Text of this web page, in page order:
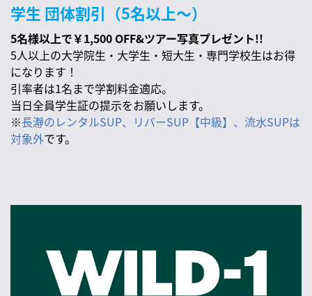
学生 団体割引（5名以上〜）
5名様以上で￥1,500 OFF&ツアー写真プレゼント!!
5人以上の大学院生・大学生・短大生・専門学校生はお得
になります！
引率者は1名まで学割料金適応。
当日全員学生証の提示をお願いします。
※長瀞のレンタルSUP、リバーSUP【中級】、流水SUPは
対象外です。